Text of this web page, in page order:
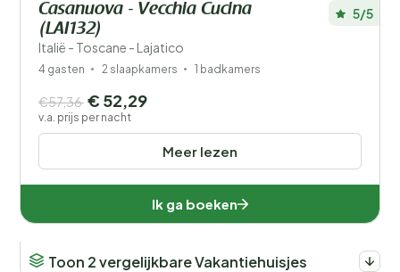
Casanuova - Vecchia Cucina
(LAI132)
Italië - Toscane - Lajatico
5/5
4 gasten 2 slaapkamers 1 badkamers
Meer lezen
€57,36 € 52,29
v.a. prijs per nacht
Ik ga boeken
Toon 2 vergelijkbare Vakantiehuisjes